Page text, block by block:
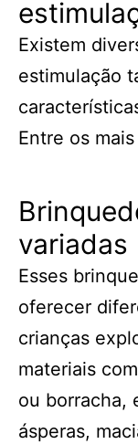
Existem
estimulação
Entre os
variadas
Esses
oferecer
crianças
materiais
ou borracha,
ásperas,